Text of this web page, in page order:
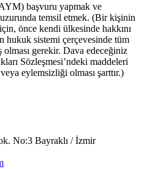
başvuru yapmak ve
temsil etmek. (Bir kişinin
önce kendi ülkesinde hakkını
hukuk sistemi çerçevesinde tüm
olması gerekir. Dava edeceğiniz
Sözleşmesi’ndeki maddeleri
eylemsizliği olması şarttır.)
No:3 Bayraklı / İzmir